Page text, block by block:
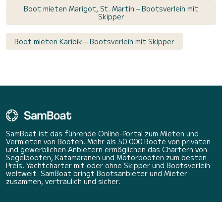
Boot mieten Marigot, St. Martin – Bootsverleih mit
Skipper
Boot mieten Karibik – Bootsverleih mit Skipper
SamBoat ist das führende Online-Portal zum Mieten und
Vermieten von Booten. Mehr als 50 000 Boote von privaten
und gewerblichen Anbietern ermöglichen das Chartern von
Segelbooten, Katamaranen und Motorbooten zum besten
Preis. Yachtcharter mit oder ohne Skipper und Bootsverleih
weltweit. SamBoat bringt Bootsanbieter und Mieter
zusammen, vertraulich und sicher.